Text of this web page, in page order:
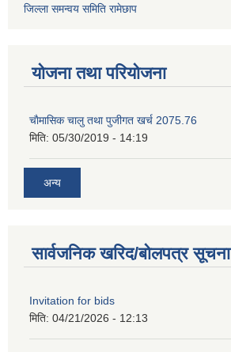
जिल्ला समन्वय समिति रामेछाप
योजना तथा परियोजना
चाैमासिक चालु तथा पुजीगत खर्च 2075.76
मिति: 05/30/2019 - 14:19
अन्य
सार्वजनिक खरिद/बोलपत्र सूचना
Invitation for bids
मिति: 04/21/2026 - 12:13